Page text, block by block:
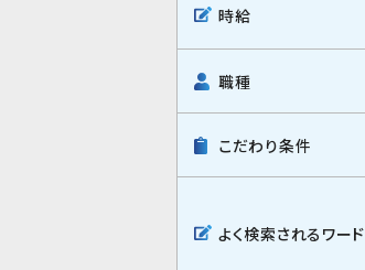
時給
職種
こだわり条件
よく検索されるワード